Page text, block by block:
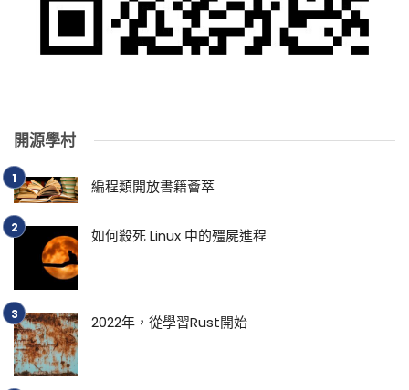
開源學村
編程類開放書籍薈萃
如何殺死 Linux 中的殭屍進程
2022年，從學習Rust開始